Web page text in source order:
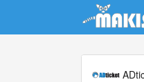
Update cookies preferences